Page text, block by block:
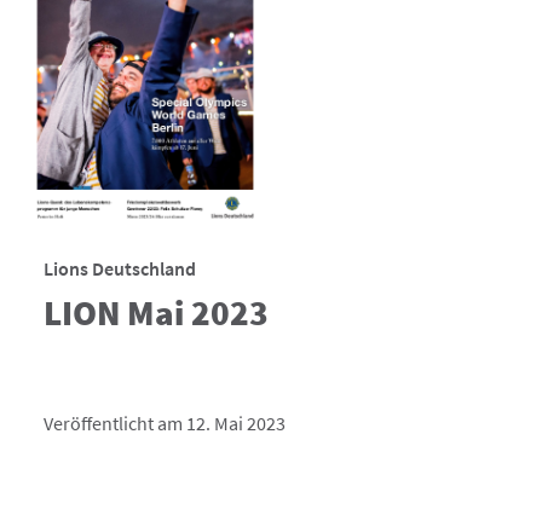
Lions Deutschland
LION Mai 2023
Veröffentlicht am 12. Mai 2023